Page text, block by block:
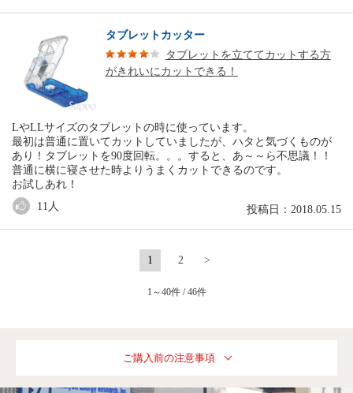
タブレットカッター
タブレットを立ててカットする方
がきれいにカットできる！
LやLLサイズのタブレットの時に使っています。
最初は普通に置いてカットしていましたが、ハタと気づくものが
あり！タブレットを90度回転。。。すると、あ～～ら不思議！！
普通に横に寝させた時よりうまくカットできるのです。
お試しあれ！
投稿日：2018.05.15
11 人
1 2 >
1～40件 / 46件
ご購入前の注意事項